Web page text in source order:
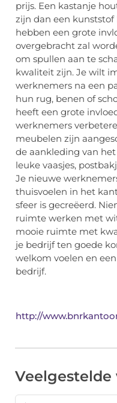
prijs. Een kastanje
zijn dan een kunststof
hebben een grote
overgebracht zal
om spullen aan te
kwaliteit zijn. Je wilt
werknemers na een
hun rug, benen of
heeft een grote
werknemers
meubelen zijn
de aankleding van
leuke vaasjes,
Je nieuwe
thuisvoelen in het
sfeer is gecreëerd.
ruimte werken met
mooie ruimte met
je bedrijf ten goede
welkom voelen en
bedrijf.
http://
Veelgestelde